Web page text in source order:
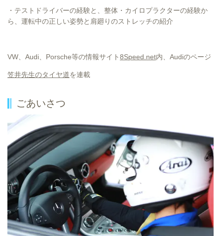
・テストドライバーの経験と、整体・カイロプラクターの経験か
ら、運転中の正しい姿勢と肩廻りのストレッチの紹介
VW、Audi、Porsche等の情報サイト8Speed.net内、Audiのページ
笠井先生のタイヤ道を連載
ごあいさつ